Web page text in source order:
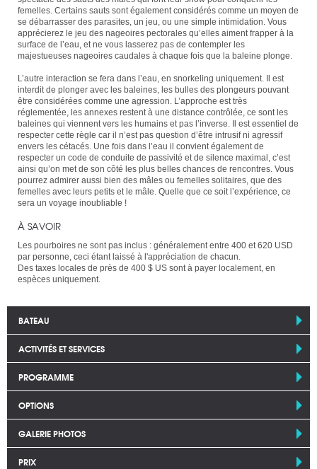
femelles. Certains sauts sont également considérés comme un moyen de
se débarrasser des parasites, un jeu, ou une simple intimidation. Vous
apprécierez le jeu des nageoires pectorales qu’elles aiment frapper à la
surface de l’eau, et ne vous lasserez pas de contempler les
majestueuses nageoires caudales à chaque fois que la baleine plonge.
L’autre interaction se fera dans l’eau, en snorkeling uniquement. Il est
interdit de plonger avec les baleines, les bulles des plongeurs pouvant
être considérées comme une agression. L’approche est très
réglementée, les annexes restent à une distance contrôlée, ce sont les
baleines qui viennent vers les humains et pas l’inverse. Il est essentiel de
respecter cette règle car il n’est pas question d’être intrusif ni agressif
envers les cétacés. Une fois dans l’eau il convient également de
respecter un code de conduite de passivité et de silence maximal, c’est
ainsi qu’on met de son côté les plus belles chances de rencontres. Vous
pourrez admirer aussi bien des mâles ou femelles solitaires, que des
femelles avec leurs petits et le mâle. Quelle que ce soit l’expérience, ce
sera un voyage inoubliable !
À SAVOIR
Les pourboires ne sont pas inclus : généralement entre 400 et 620 USD
par personne, ceci étant laissé à l'appréciation de chacun.
Des taxes locales de près de 400 $ US sont à payer localement, en
espèces uniquement.
BATEAU
ACTIVITÉS ET SERVICES
PROGRAMME
OPTIONS
GALERIE PHOTOS
PRIX